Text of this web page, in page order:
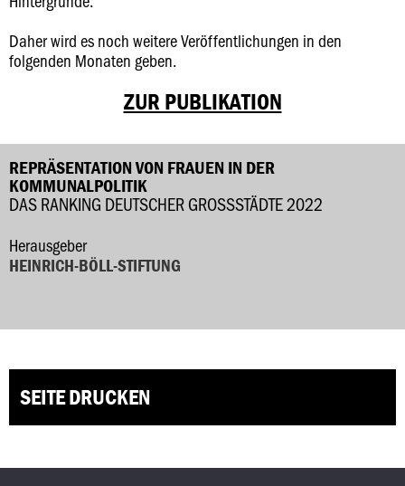
Daher wird es noch weitere Veröffentlichungen in den
folgenden Monaten geben.
ZUR PUBLIKATION
REPRÄSENTATION VON FRAUEN IN DER
KOMMUNALPOLITIK
DAS RANKING DEUTSCHER GROSSSTÄDTE 2022
Herausgeber
HEINRICH-BÖLL-STIFTUNG
SEITE DRUCKEN